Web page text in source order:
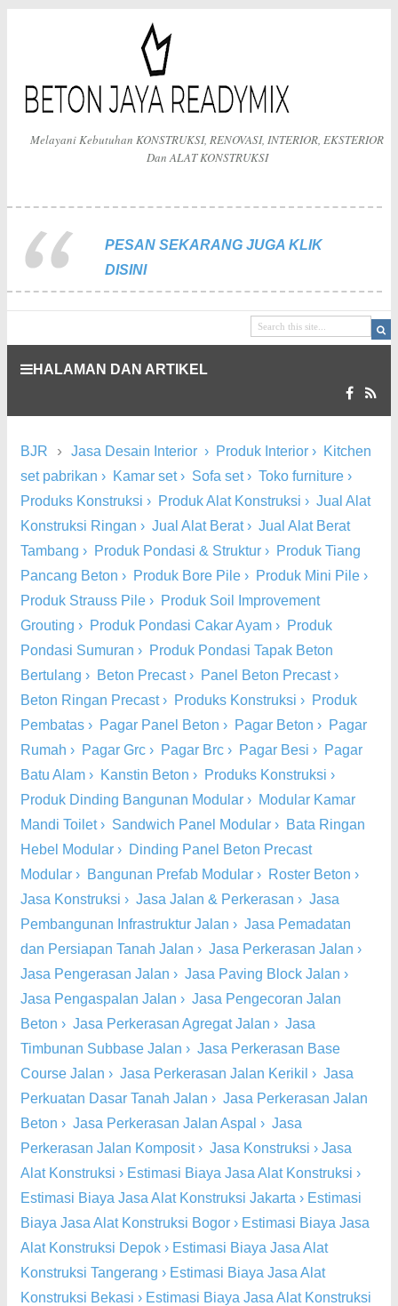
Melayani Kebutuhan KONSTRUKSI, RENOVASI, INTERIOR, EKSTERIOR
Dan ALAT KONSTRUKSI
PESAN SEKARANG JUGA KLIK
DISINI
HALAMAN DAN ARTIKEL
BJR › Jasa Desain Interior › Produk Interior › Kitchen
set pabrikan › Kamar set› Sofa set› Toko furniture ›
Produks Konstruksi › Produk Alat Konstruksi › Jual Alat
Konstruksi Ringan › Jual Alat Berat› Jual Alat Berat
Tambang › Produk Pondasi & Struktur › Produk Tiang
Pancang Beton › Produk Bore Pile › Produk Mini Pile ›
Produk Strauss Pile › Produk Soil Improvement
Grouting › Produk Pondasi Cakar Ayam › Produk
Pondasi Sumuran › Produk Pondasi Tapak Beton
Bertulang › Beton Precast› Panel Beton Precast›
Beton Ringan Precast› Produks Konstruksi › Produk
Pembatas › Pagar Panel Beton › Pagar Beton › Pagar
Rumah › Pagar Grc › Pagar Brc › Pagar Besi › Pagar
Batu Alam › Kanstin Beton › Produks Konstruksi ›
Produk Dinding Bangunan Modular › Modular Kamar
Mandi Toilet› Sandwich Panel Modular › Bata Ringan
Hebel Modular › Dinding Panel Beton Precast
Modular › Bangunan Prefab Modular › Roster Beton ›
Jasa Konstruksi › Jasa Jalan & Perkerasan › Jasa
Pembangunan Infrastruktur Jalan › Jasa Pemadatan
dan Persiapan Tanah Jalan › Jasa Perkerasan Jalan ›
Jasa Pengerasan Jalan › Jasa Paving Block Jalan ›
Jasa Pengaspalan Jalan › Jasa Pengecoran Jalan
Beton › Jasa Perkerasan Agregat Jalan › Jasa
Timbunan Subbase Jalan › Jasa Perkerasan Base
Course Jalan › Jasa Perkerasan Jalan Kerikil › Jasa
Perkuatan Dasar Tanah Jalan › Jasa Perkerasan Jalan
Beton › Jasa Perkerasan Jalan Aspal › Jasa
Perkerasan Jalan Komposit› Jasa Konstruksi › Jasa
Alat Konstruksi › Estimasi Biaya Jasa Alat Konstruksi ›
Estimasi Biaya Jasa Alat Konstruksi Jakarta › Estimasi
Biaya Jasa Alat Konstruksi Bogor › Estimasi Biaya Jasa
Alat Konstruksi Depok › Estimasi Biaya Jasa Alat
Konstruksi Tangerang › Estimasi Biaya Jasa Alat
Konstruksi Bekasi › Estimasi Biaya Jasa Alat Konstruksi